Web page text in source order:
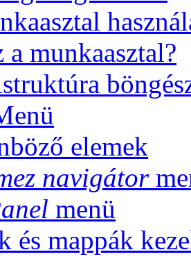
a munkaasztal?
elemek
navigátor
menü
és mappák